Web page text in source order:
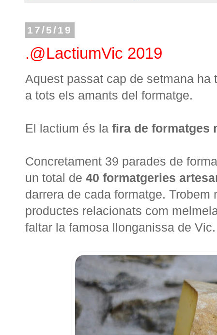
17/5/19
.@LactiumVic 2019
Aquest passat cap de setmana
a tots els amants del formatge.
El lactium és la fira de formatges
Concretament 39 parades de
un total de 40 formatgeries
darrera de cada formatge.
productes relacionats com
faltar la famosa llonganissa de Vic.